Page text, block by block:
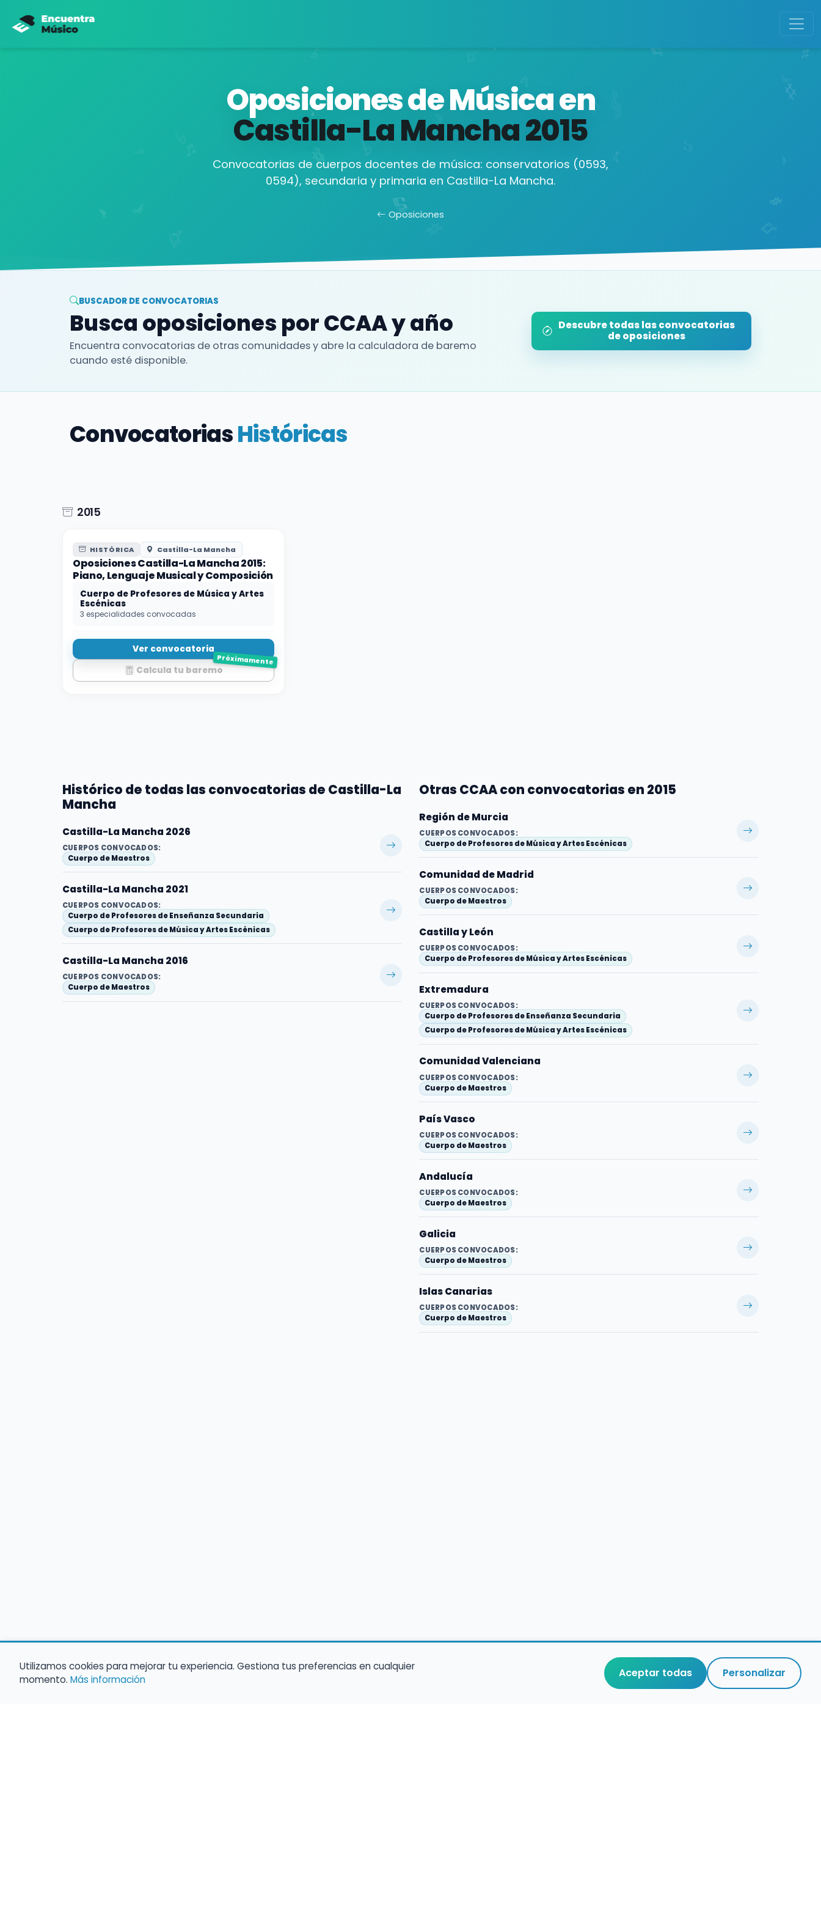
Oposiciones de Música en
Castilla-La Mancha2015
Convocatorias de cuerpos docentes de música: conservatorios (0593,
0594), secundaria y primaria en Castilla-La Mancha.
Oposiciones
BUSCADOR DE CONVOCATORIAS
Busca oposiciones por CCAA y año
Encuentra convocatorias de otras comunidades y abre la calculadora de baremo
cuando esté disponible.
Descubre todas las convocatorias
de oposiciones
ConvocatoriasHistóricas
2015
HISTÓRICA Castilla-La Mancha
Oposiciones Castilla-La Mancha 2015:
Piano, Lenguaje Musical y Composición
Cuerpo de Profesores de Música y Artes
Escénicas
3 especialidades convocadas
Ver convocatoria
Calcula tu baremo
Próximamente
Histórico de todas las convocatorias de Castilla-La
Mancha
Castilla-La Mancha 2026
CUERPOS CONVOCADOS:
Cuerpo de Maestros
Castilla-La Mancha 2021
CUERPOS CONVOCADOS:
Cuerpo de Profesores de Enseñanza Secundaria
Cuerpo de Profesores de Música y Artes Escénicas
Castilla-La Mancha 2016
CUERPOS CONVOCADOS:
Cuerpo de Maestros
Otras CCAA con convocatorias en 2015
Región de Murcia
CUERPOS CONVOCADOS:
Cuerpo de Profesores de Música y Artes Escénicas
Comunidad de Madrid
CUERPOS CONVOCADOS:
Cuerpo de Maestros
Castilla y León
CUERPOS CONVOCADOS:
Cuerpo de Profesores de Música y Artes Escénicas
Extremadura
CUERPOS CONVOCADOS:
Cuerpo de Profesores de Enseñanza Secundaria
Cuerpo de Profesores de Música y Artes Escénicas
Comunidad Valenciana
CUERPOS CONVOCADOS:
Cuerpo de Maestros
País Vasco
CUERPOS CONVOCADOS:
Cuerpo de Maestros
Andalucía
CUERPOS CONVOCADOS:
Cuerpo de Maestros
Galicia
CUERPOS CONVOCADOS:
Cuerpo de Maestros
Islas Canarias
CUERPOS CONVOCADOS:
Cuerpo de Maestros
Utilizamos cookies para mejorar tu experiencia. Gestiona tus preferencias en cualquier
momento. Más información Aceptar todas Personalizar